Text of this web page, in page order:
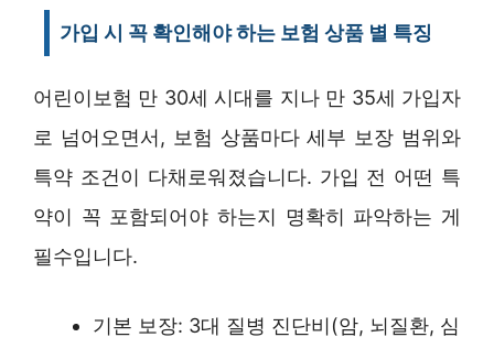
가입 시 꼭 확인해야 하는 보험 상품 별 특징
어린이보험 만 30세 시대를 지나 만 35세 가입자
로 넘어오면서, 보험 상품마다 세부 보장 범위와
특약 조건이 다채로워졌습니다. 가입 전 어떤 특
약이 꼭 포함되어야 하는지 명확히 파악하는 게
필수입니다.
기본 보장: 3대 질병 진단비(암, 뇌질환, 심